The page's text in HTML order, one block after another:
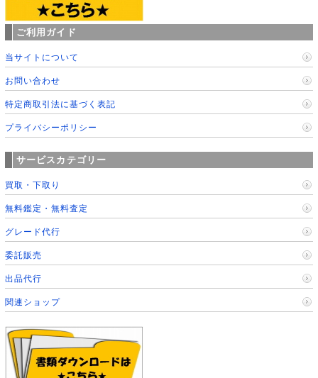
ご利用ガイド
当サイトについて
お問い合わせ
特定商取引法に基づく表記
プライバシーポリシー
サービスカテゴリー
買取・下取り
無料鑑定・無料査定
グレード代行
委託販売
出品代行
関連ショップ